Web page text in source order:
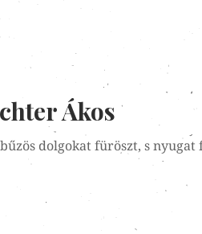
Ákos
dolgokat füröszt, s